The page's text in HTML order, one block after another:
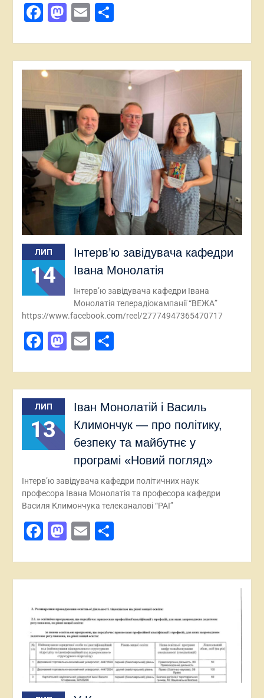
Facebook
Mastodon
EmailПоділитися
ЛИП
14
Інтерв’ю завідувача кафедри
Івана Монолатія
Інтерв’ю завідувача кафедри Івана
Монолатія телерадіокампанії “ВЕЖА”
https://www.facebook.com/reel/27774947365470717
Facebook
Mastodon
Email
ЛИП
13
Іван Монолатій і Василь
Климончук — про політику,
безпеку та майбутнє у
програмі «Новий погляд»
Інтерв’ю завідувача кафедри політичних наук
професора Івана Монолатія та професора кафедри
Василя Климончука телеканалові “РАІ”
Facebook
Mastodon
Email